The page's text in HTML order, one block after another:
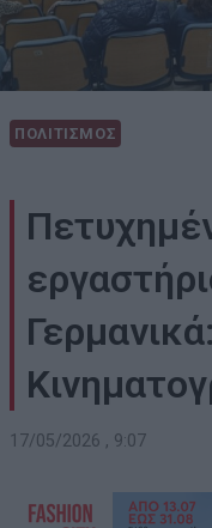
ΠΟΛΙΤΙΣΜΟΣ
17/05/2026 , 9:07